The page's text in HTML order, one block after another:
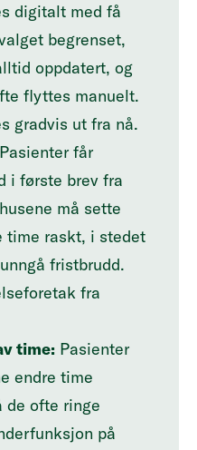
digitalt med få
begrenset,
oppdatert, og
flyttes manuelt.
gradvis ut fra nå.
Pasienter får
i første brev fra
må sette
time raskt, i stedet
fristbrudd.
fra
time: Pasienter
endre time
de ofte ringe
på